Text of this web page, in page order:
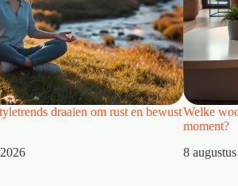
draaien om rust en bewustWelke
moment?
8